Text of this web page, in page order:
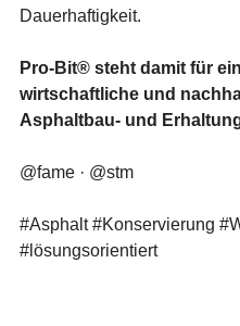
Dauerhaftigkeit.
Pro-Bit® steht damit für
wirtschaftliche und
Asphaltbau- und
@fame · @stm
#Asphalt #Konservierung
#lösungsorientiert